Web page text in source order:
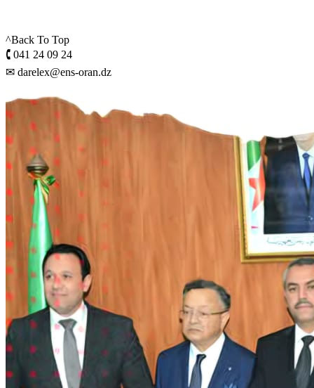
^Back To Top
🕻 041 24 09 24
✉ darelex@ens-oran.dz